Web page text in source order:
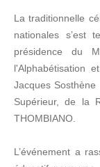
La traditionnelle
nationales s’est
présidence du
l'Alphabétisation
Jacques Sosthène
Supérieur, de la
THOMBIANO.
L’événement a